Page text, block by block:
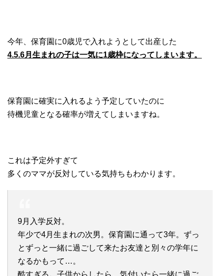
今年、保育園に0歳児で入れようとして出産した
4.5.6月生まれの子は一気に1歳枠になってしまいます。
保育園に確実に入れるよう予定していたのに
待機児童となる確率が増えてしまいますね。
これは予定外すぎて
多くのママが反対している気持ちもわかります。
9月入学反対。
年少で4月生まれの次男。保育園に通って3年。ずっ
とずっと一緒に過ごして来たお友達と別々の学年に
なるかもって…。
酷すぎる。子供からしたら、気付いたら一緒に過ご